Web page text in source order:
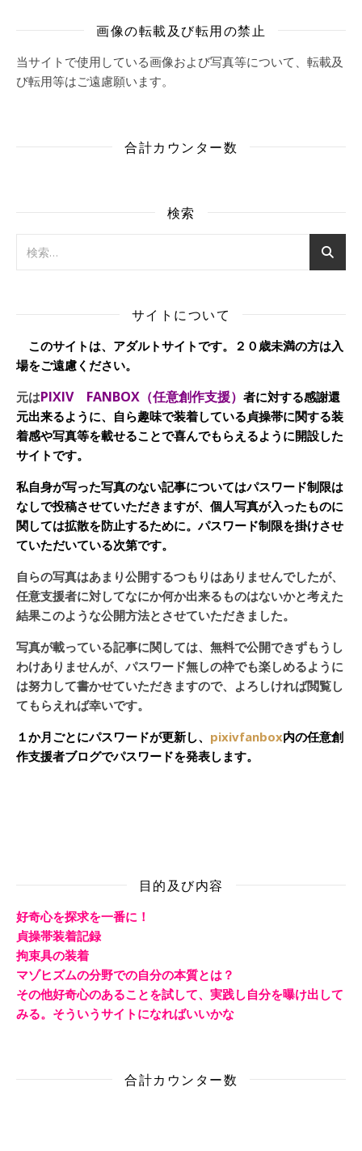
画像の転載及び転用の禁止
当サイトで使用している画像および写真等について、転載及
び転用等はご遠慮願います。
合計カウンター数
検索
サイトについて
このサイトは、アダルトサイトです。２０歳未満の方は入
場をご遠慮ください。
元はPIXIV FANBOX（任意創作支援） 者に対する感謝還
元出来るように、自ら趣味で装着している貞操帯に関する装
着感や写真等を載せることで喜んでもらえるように開設した
サイトです。
私自身が写った写真のない記事についてはパスワード制限は
なしで投稿させていただきますが、個人写真が入ったものに
関しては拡散を防止するために。パスワード制限を掛けさせ
ていただいている次第です。
自らの写真はあまり公開するつもりはありませんでしたが、
任意支援者に対してなにか何か出来るものはないかと考えた
結果このような公開方法とさせていただきました。
写真が載っている記事に関しては、無料で公開できずもうし
わけありませんが、パスワード無しの枠でも楽しめるように
は努力して書かせていただきますので、よろしければ閲覧し
てもらえれば幸いです。
１か月ごとにパスワードが更新し、 pixivfanbox内の任意創
作支援者ブログでパスワードを発表します。
目的及び内容
好奇心を探求を一番に！
貞操帯装着記録
拘束具の装着
マゾヒズムの分野での自分の本質とは？
その他好奇心のあることを試して、実践し自分を曝け出して
みる。そういうサイトになればいいかな
合計カウンター数